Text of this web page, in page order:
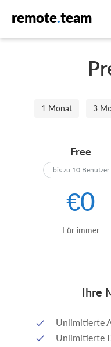
remote.team
1 Monat 3
Free
bis zu 10 Benutzer
€0
Für immer
Ihre
Unlimitierte
Unlimitierte